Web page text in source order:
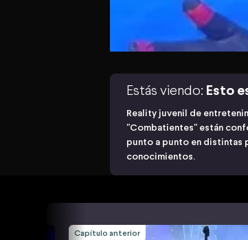
Estás viendo: Esto
Reality juvenil de
"Combatientes" están
punto a punto en distintas
conocimientos.
Capítulo anterior